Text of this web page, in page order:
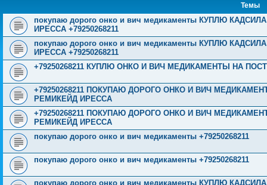
Темы
покупаю дорого онко и вич медикаменты КУПЛЮ
ИРЕССА +79250268211
покупаю дорого онко и вич медикаменты КУПЛЮ
ИРЕССА +79250268211
+79250268211 КУПЛЮ ОНКО И ВИЧ МЕДИКАМЕНТЫ НА
+79250268211 ПОКУПАЮ ДОРОГО ОНКО И ВИЧ
РЕМИКЕЙД ИРЕССА
+79250268211 ПОКУПАЮ ДОРОГО ОНКО И ВИЧ
РЕМИКЕЙД ИРЕССА
покупаю дорого онко и вич медикаменты +79250268211
покупаю дорого онко и вич медикаменты +79250268211
покупаю дорого онко и вич медикаменты КУПЛЮ